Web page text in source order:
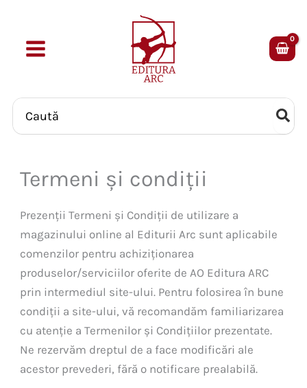
content
Search
for:
Termeni și condiții
Prezenții Termeni și Condiții de utilizare a
magazinului online al Editurii Arc sunt aplicabile
comenzilor pentru achiziționarea
produselor/serviciilor oferite de AO Editura ARC
prin intermediul site-ului. Pentru folosirea în bune
condiții a site-ului, vă recomandăm familiarizarea
cu atenție a Termenilor și Condițiilor prezentate.
Ne rezervăm dreptul de a face modificări ale
acestor prevederi, fără o notificare prealabilă.